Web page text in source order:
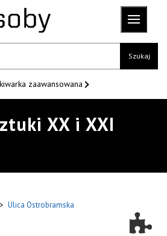
Szukaj
zaawansowana
XX i XXI
> Ulica Ostrobramska